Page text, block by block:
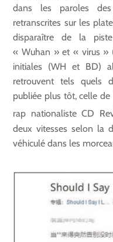
dans les paroles
retranscrites sur les
disparaître de la
« Wuhan » et « virus »
initiales (WH et BD)
retrouvent tels quels
publiée plus tôt, celle
rap nationaliste CD
deux vitesses selon la
véhiculé dans les